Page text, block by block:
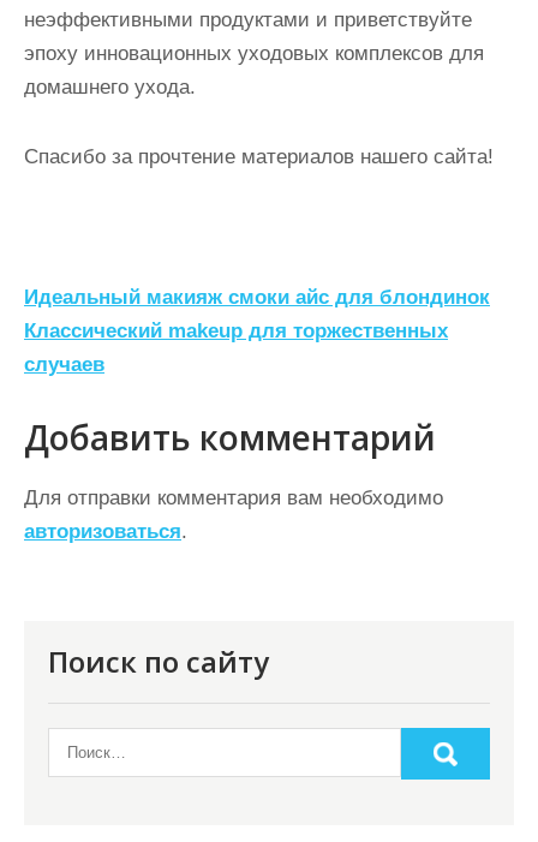
неэффективными продуктами и приветствуйте
эпоху инновационных уходовых комплексов для
домашнего ухода.
Спасибо за прочтение материалов нашего сайта!
Н
а
в
и
г
а
ц
Идеальный макияж смоки айс для блондинок
Классический makeup для торжественных
случаев
Добавить комментарий
Для отправки комментария вам необходимо
авторизоваться.
Поиск по сайту